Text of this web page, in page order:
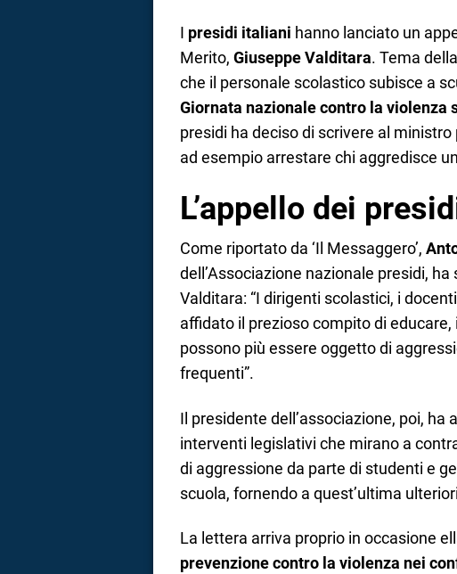
I presidi italiani hanno lanciato un
Merito, Giuseppe Valditara. Tema
che il personale scolastico subisce a
Giornata nazionale contro la violenza
presidi ha deciso di scrivere al
ad esempio arrestare chi aggredisce
L’appello dei
Come riportato da ‘Il Messaggero’,
dell’Associazione nazionale presidi,
Valditara: “I dirigenti scolastici, i
affidato il prezioso compito di
possono più essere oggetto di
frequenti”.
Il presidente dell’associazione, poi, ha
interventi legislativi che mirano a
di aggressione da parte di studenti e
scuola, fornendo a quest’ultima
La lettera arriva proprio in occasione
prevenzione contro la violenza nei